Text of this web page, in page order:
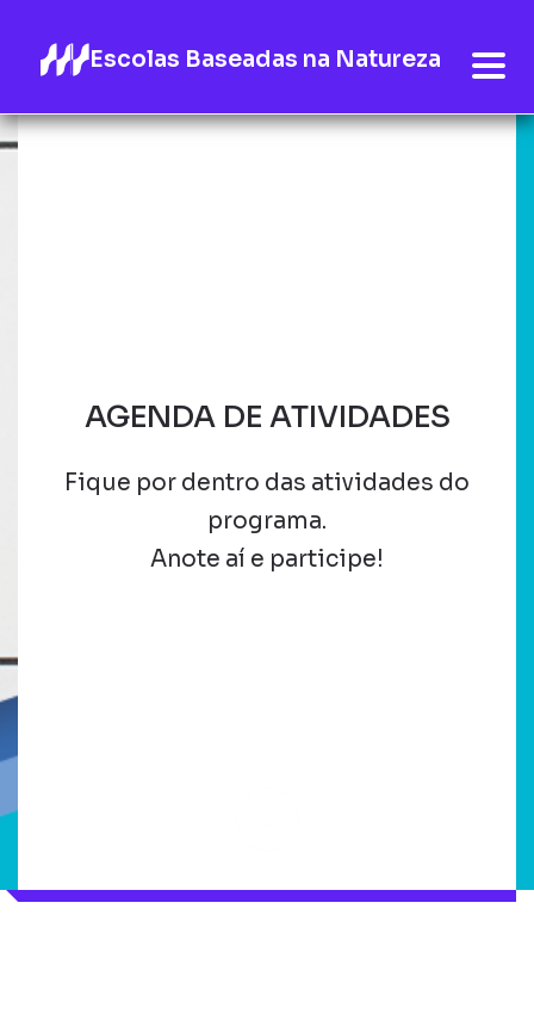
Escolas Baseadas na Natureza
AGENDA DE ATIVIDADES
Fique por dentro das atividades do
programa.
Anote aí e participe!